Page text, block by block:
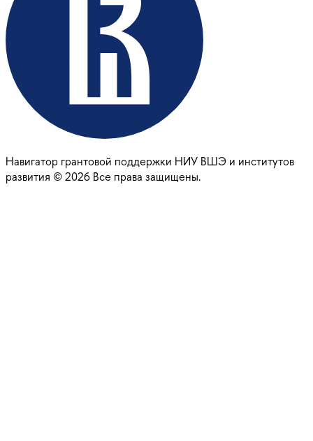
Навигатор грантовой поддержки НИУ ВШЭ и институтов
развития ©2026 Все права защищены.